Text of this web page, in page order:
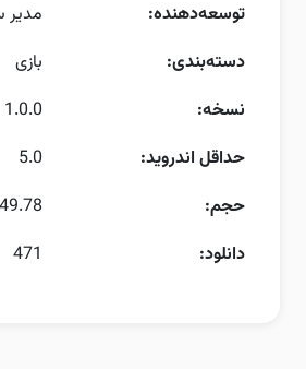
توسعه‌دهنده:
دسته‌بندی:
بازی
نسخه:
1.0.0
حداقل اندروید:
5.0
حجم:
49.78 MB
دانلود:
471